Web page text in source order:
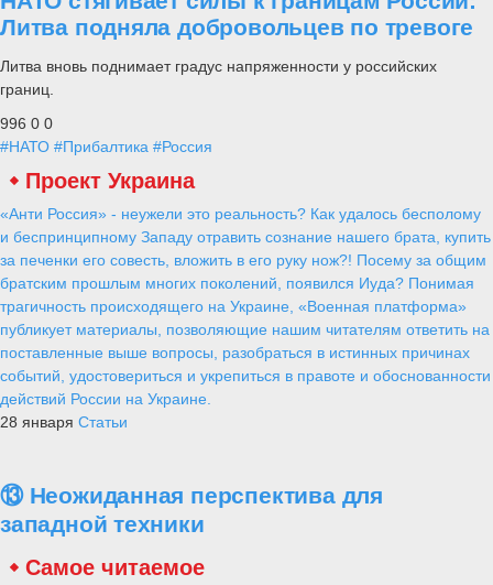
Литва подняла добровольцев по тревоге
Литва вновь поднимает градус напряженности у российских
границ.
996 0 0
#НАТО #Прибалтика #Россия
Проект Украина
«Анти Россия» - неужели это реальность? Как удалось бесполому
и беспринципному Западу отравить сознание нашего брата, купить
за печенки его совесть, вложить в его руку нож?! Посему за общим
братским прошлым многих поколений, появился Иуда? Понимая
трагичность происходящего на Украине, «Военная платформа»
публикует материалы, позволяющие нашим читателям ответить на
поставленные выше вопросы, разобраться в истинных причинах
событий, удостовериться и укрепиться в правоте и обоснованности
действий России на Украине.
28 января Статьи
⑬ Неожиданная перспектива для
западной техники
Самое читаемое